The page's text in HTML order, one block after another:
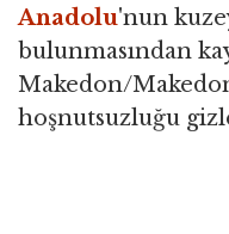
Anadolu'nun
bulunmasından
Makedon/
hoşnutsuzluğu